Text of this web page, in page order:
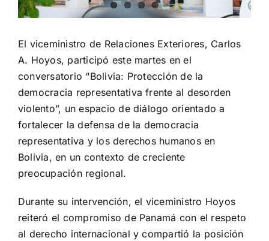
El viceministro de Relaciones Exteriores, Carlos
A. Hoyos, participó este martes en el
conversatorio “Bolivia: Protección de la
democracia representativa frente al desorden
violento”, un espacio de diálogo orientado a
fortalecer la defensa de la democracia
representativa y los derechos humanos en
Bolivia, en un contexto de creciente
preocupación regional.
Durante su intervención, el viceministro Hoyos
reiteró el compromiso de Panamá con el respeto
al derecho internacional y compartió la posición